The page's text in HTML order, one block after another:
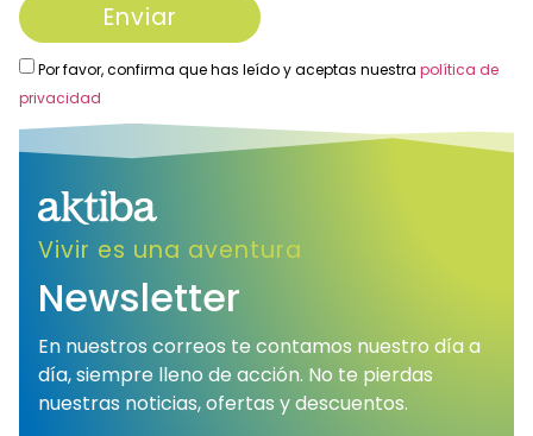
Vivir es una aventura
Newsletter
En nuestros correos te contamos nuestro día a
día, siempre lleno de acción. No te pierdas
nuestras noticias, ofertas y descuentos.
Por favor, confirma que has leído y aceptas nuestra política de
privacidad
Enviar
Alternative: